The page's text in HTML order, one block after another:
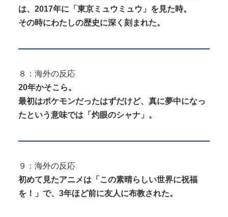
は、2017年に「東京ミュウミュウ」を見た時。
その時にわたしの歴史に深く刻まれた。
８：海外の反応
20年かそこら。
最初はポケモンだったはずだけど、真に夢中になっ
たという意味では「灼眼のシャナ」。
９：海外の反応
初めて見たアニメは「この素晴らしい世界に祝福
を！」で、3年ほど前に友人に布教された。